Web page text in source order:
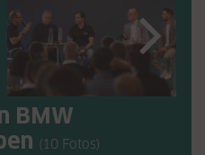
BMW
(10 Fotos)